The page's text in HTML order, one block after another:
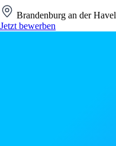
Brandenburg an der Havel
Jetzt bewerben